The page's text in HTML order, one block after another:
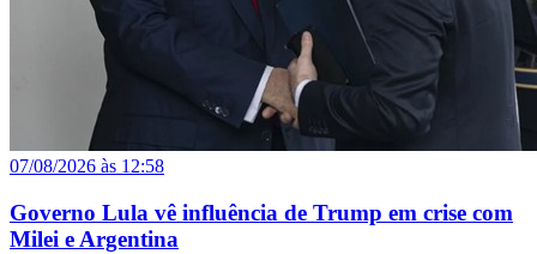
07/08/2026 às 12:58
Governo Lula vê influência de Trump em crise com
Milei e Argentina